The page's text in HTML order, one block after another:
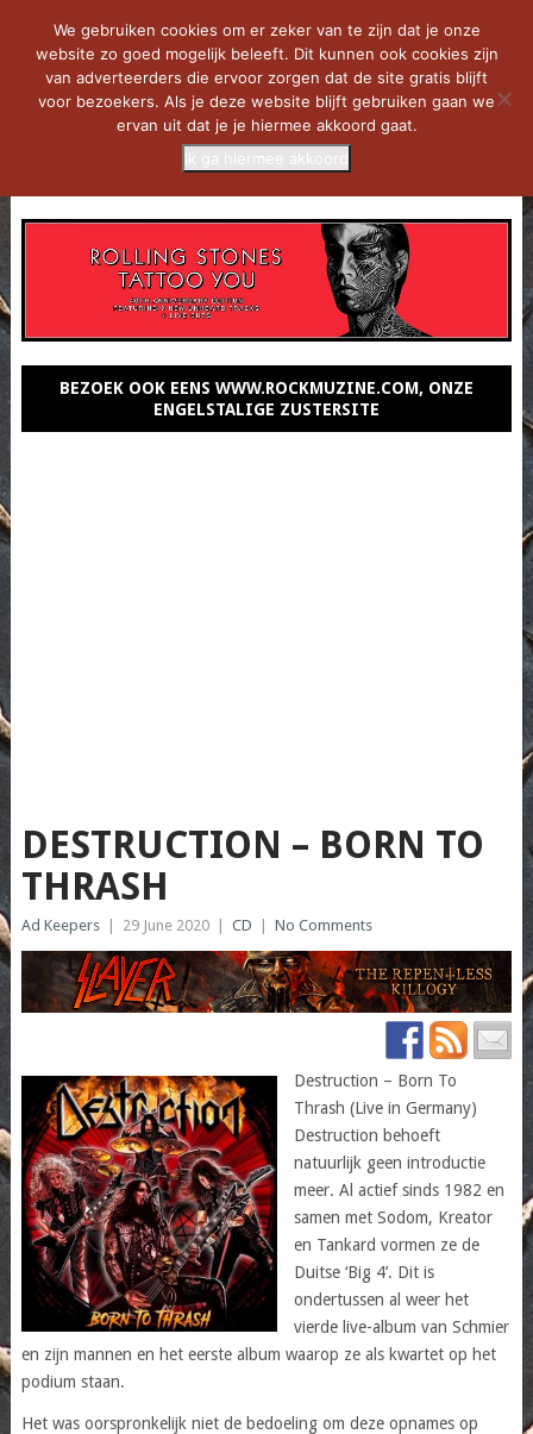
BEZOEK OOK EENS WWW.ROCKMUZINE.COM, ONZE
ENGELSTALIGE ZUSTERSITE
DESTRUCTION – BORN TO
THRASH
Ad Keepers 29 June 2020 CD No Comments
Destruction – Born To
Thrash (Live in Germany)
Destruction behoeft
natuurlijk geen introductie
meer. Al actief sinds 1982 en
samen met Sodom, Kreator
en Tankard vormen ze de
Duitse ‘Big 4’. Dit is
ondertussen al weer het
vierde live-album van Schmier
en zijn mannen en het eerste album waarop ze als kwartet op het
podium staan.
Het was oorspronkelijk niet de bedoeling om deze opnames op
We gebruiken cookies om er zeker van te zijn dat je onze
website zo goed mogelijk beleeft. Dit kunnen ook cookies zijn
van adverteerders die ervoor zorgen dat de site gratis blijft
voor bezoekers. Als je deze website blijft gebruiken gaan we
ervan uit dat je je hiermee akkoord gaat.
Ik ga hiermee akkoord